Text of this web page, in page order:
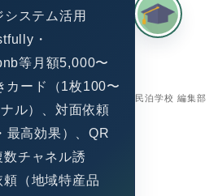
民泊学校 編集部
ステム活用
・
等月額5,000〜
カード（1枚100〜
ル）、対面依頼
最高効果）、QR
チャネル誘
（地域特産品